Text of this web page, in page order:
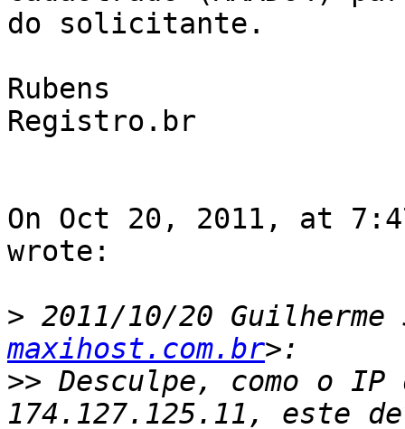
do solicitante.
Rubens
Registro.br
On Oct 20, 2011, at
wrote:
> 2011/10/20
maxihost.com.br
>> Desculpe, como o